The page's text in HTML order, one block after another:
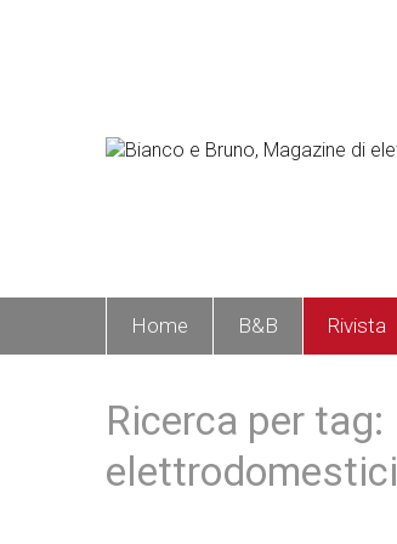
Home B&B Rivista
Ricerca per tag:
elettrodomestici